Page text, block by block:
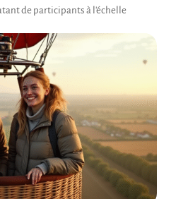
de participants à l'échelle